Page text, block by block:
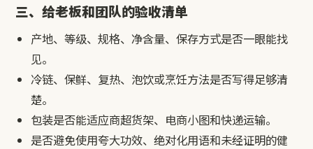
三、给老板和团队的验收清单
产地、等级、规格、净含量、保存方式是否一眼能找
见。
冷链、保鲜、复热、泡饮或烹饪方法是否写得足够清
楚。
包装是否能适应商超货架、电商小图和快递运输。
是否避免使用夸大功效、绝对化用语和未经证明的健